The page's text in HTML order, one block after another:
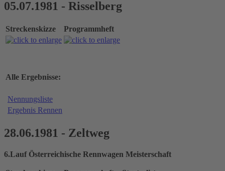
05.07.1981 - Risselberg
Streckenskizze Programmheft
Alle Ergebnisse:
Nennungsliste
Ergebnis Rennen
28.06.1981 - Zeltweg
6.Lauf Österreichische Rennwagen Meisterschaft